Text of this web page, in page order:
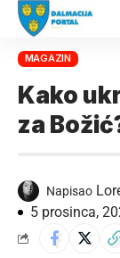
MAGAZIN
Kako
za
Napisao
5 prosinca,